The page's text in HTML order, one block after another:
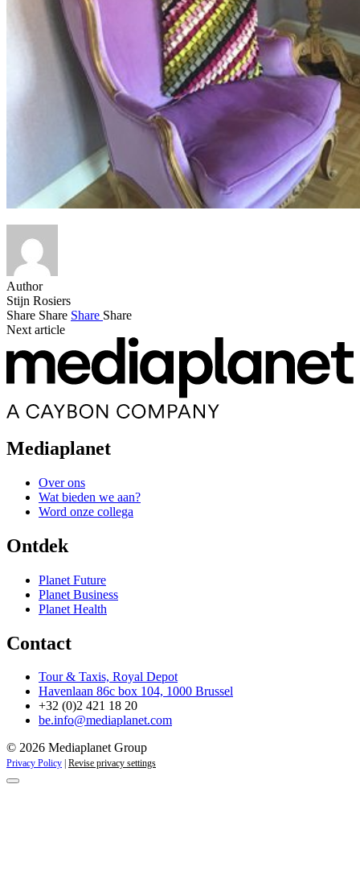
Author
Stijn Rosiers
Share Share Share Share
Next article
Mediaplanet
Over ons
Wat bieden we aan?
Word onze collega
Ontdek
Planet Future
Planet Business
Planet Health
Contact
Tour & Taxis, Royal Depot
Havenlaan 86c box 104, 1000 Brussel
+32 (0)2 421 18 20
be.info@mediaplanet.com
© 2026 Mediaplanet Group
Privacy Policy Revise privacy settings